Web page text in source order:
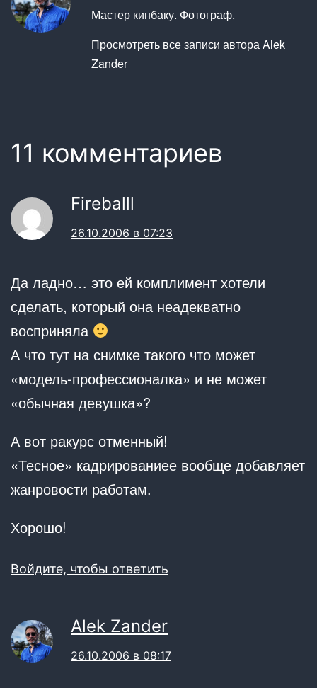
Мастер кинбаку. Фотограф.
Просмотреть все записи автора Alek
Zander
11 комментариев
Fireballl
26.10.2006 в 07:23
Да ладно… это ей комплимент хотели
сделать, который она неадекватно
восприняла
А что тут на снимке такого что может
«модель-профессионалка» и не может
«обычная девушка»?
А вот ракурс отменный!
«Тесное» кадрированиее вообще добавляет
жанровости работам.
Хорошо!
Войдите, чтобы ответить
Alek Zander
26.10.2006 в 08:17